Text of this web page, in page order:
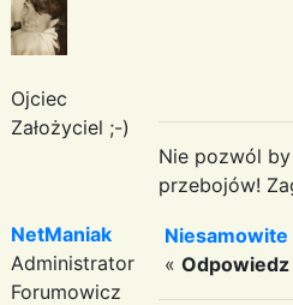
Ojciec
Założyciel ;-)
Nie pozwól
przebojów!
NetManiak
Administrator
Forumowicz
« Odpowiedz